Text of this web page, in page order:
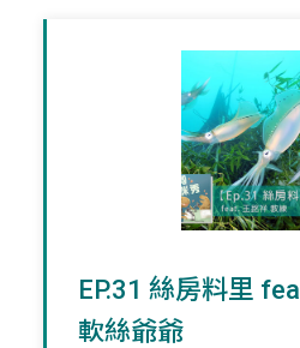
EP.31 絲房料里
軟絲爺爺